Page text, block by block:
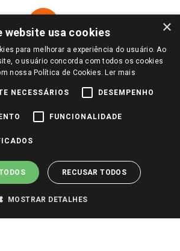
Ouvidoria
×
website usa cookies
para melhorar a experiência do usuário. Ao
o usuário concorda com todos os cookies
nossa Política de Cookies. Ler mais
NECESSÁRIOS DESEMPENHO
FUNCIONALIDADE
RECUSAR TODOS
MOSTRAR DETALHES